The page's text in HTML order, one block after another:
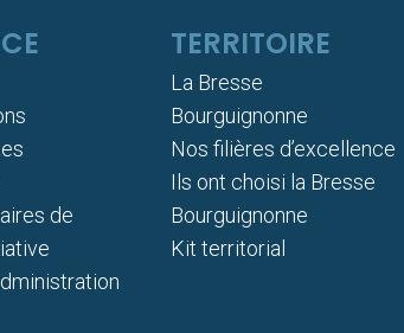
de
TERRITOIRE
La Bresse
Bourguignonne
Nos filières d’excellence
Ils ont choisi la Bresse
Bourguignonne
Kit territorial